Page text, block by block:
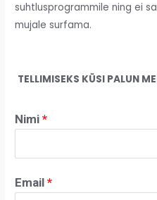
suhtlusprogrammile ning ei
mujale surfama.
TELLIMISEKS KÜSI PALUN
Nimi*
Email*